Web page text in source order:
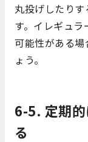
丸投げしたり
す。イレギュ
可能性がある
ょう。
6-5. 定期
る